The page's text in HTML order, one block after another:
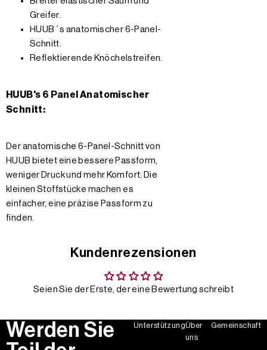
Greifer.
HUUB´s anatomischer 6-Panel-
Schnitt.
Reflektierende Knöchelstreifen.
HUUB's 6 Panel Anatomischer
Schnitt:
Der anatomische 6-Panel-Schnitt von
HUUB bietet eine bessere Passform,
weniger Druck und mehr Komfort. Die
kleinen Stoffstücke machen es
einfacher, eine präzise Passform zu
finden.
Kundenrezensionen
Seien Sie der Erste, der eine Bewertung schreibt
Werden Sie
UnterstützungÜber
uns
Gemeinschaft